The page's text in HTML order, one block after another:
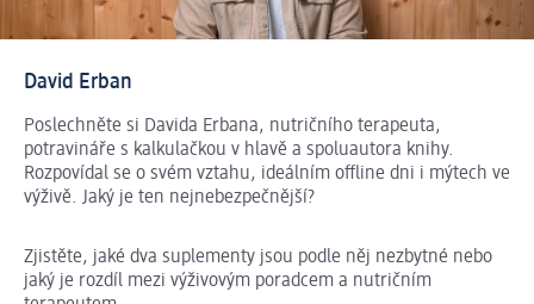
David Erban
Poslechněte si Davida Erbana, nutričního terapeuta,
potravináře s kalkulačkou v hlavě a spoluautora knihy.
Rozpovídal se o svém vztahu, ideálním offline dni i mýtech ve
výživě. Jaký je ten nejnebezpečnější?
Zjistěte, jaké dva suplementy jsou podle něj nezbytné nebo
jaký je rozdíl mezi výživovým poradcem a nutričním